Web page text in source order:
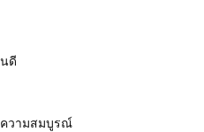
ดี
วามสมบูรณ์